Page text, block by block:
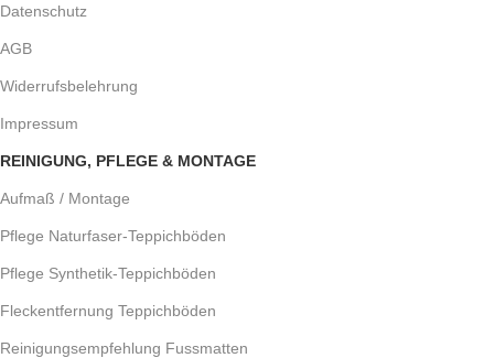
Datenschutz
AGB
Widerrufsbelehrung
Impressum
REINIGUNG, PFLEGE & MONTAGE
Aufmaß / Montage
Pflege Naturfaser-Teppichböden
Pflege Synthetik-Teppichböden
Fleckentfernung Teppichböden
Reinigungsempfehlung Fussmatten